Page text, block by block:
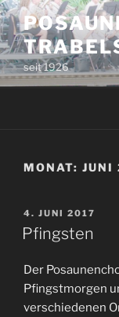
Zum
Inhalt
springen
seit 1926
MONAT: JUNI
AM
4. JUNI 2017
Pfingsten
Der
Pfingstmorgen
verschiedenen